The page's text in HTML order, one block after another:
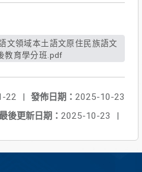
教育學分班.pdf
發佈日期： 2025-10-23
22
|
後更新日期： 2025-10-23 |